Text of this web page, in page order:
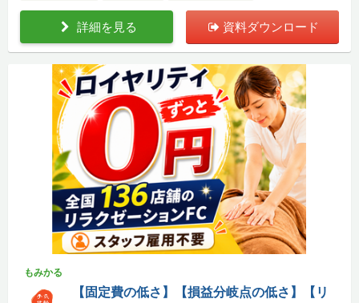
詳細を見る 資料ダウンロード
もみかる
【固定費の低さ】【損益分岐点の低さ】【リ